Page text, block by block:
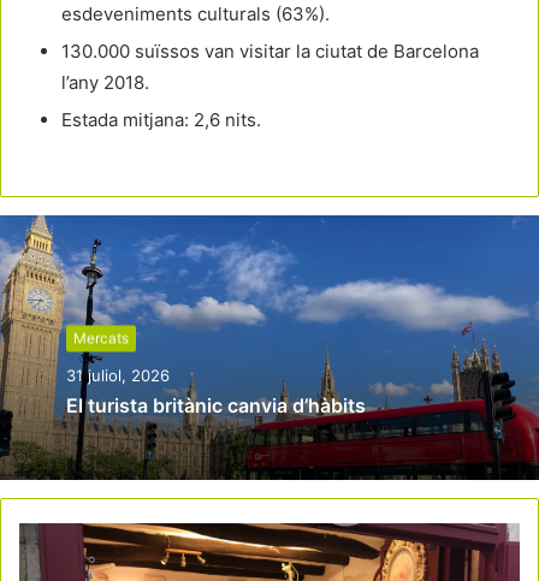
esdeveniments culturals (63%).
130.000 suïssos van visitar la ciutat de Barcelona
l’any 2018.
Estada mitjana: 2,6 nits.
Mercats
31 juliol, 2026
El turista britànic canvia d’hàbits